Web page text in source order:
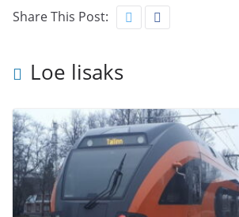
Share This Post:
Loe lisaks